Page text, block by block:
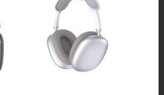
Beats by Dr. Dre Solo 4
Black/Gold (MC2L4)